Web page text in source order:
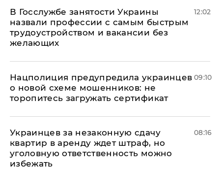
В Госслужбе занятости Украины
назвали профессии с самым быстрым
трудоустройством и вакансии без
желающих
12:02
Нацполиция предупредила украинцев
о новой схеме мошенников: не
торопитесь загружать сертификат
09:10
Украинцев за незаконную сдачу
квартир в аренду ждет штраф, но
уголовную ответственность можно
избежать
08:16